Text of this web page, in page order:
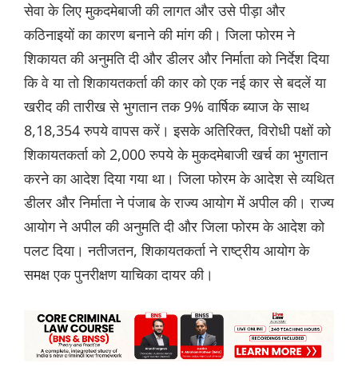
सेवा के लिए मुकदमेबाजी की लागत और उसे पीड़ा और
कठिनाइयों का कारण बनाने की मांग की। जिला फोरम ने
शिकायत की अनुमति दी और डीलर और निर्माता को निर्देश दिया
कि वे या तो शिकायतकर्ता की कार को एक नई कार से बदलें या
खरीद की तारीख से भुगतान तक 9% वार्षिक ब्याज के साथ
8,18,354 रुपये वापस करें। इसके अतिरिक्त, विरोधी पक्षों को
शिकायतकर्ता को 2,000 रुपये के मुकदमेबाजी खर्च का भुगतान
करने का आदेश दिया गया था। जिला फोरम के आदेश से व्यथित
डीलर और निर्माता ने पंजाब के राज्य आयोग में अपील की। राज्य
आयोग ने अपील की अनुमति दी और जिला फोरम के आदेश को
पलट दिया। नतीजतन, शिकायतकर्ता ने राष्ट्रीय आयोग के
समक्ष एक पुनरीक्षण याचिका दायर की।